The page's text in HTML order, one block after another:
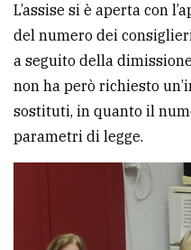
per
comune
Ricerca
avanzata
LE
L’assise si è aperta con
del numero dei
a seguito della
non ha però richiesto
sostituti, in quanto il
parametri di legge.